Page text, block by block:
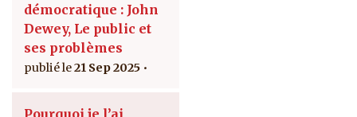
démocratique : John
Dewey, Le public et
ses problèmes
21 Sep 2025